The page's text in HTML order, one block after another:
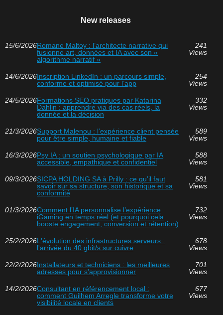
New releases
15/6/2026Romane Maltoy : l’architecte narrative qui
fusionne art, données et IA avec son «
algorithme narratif »
241
Views
14/6/2026Inscription LinkedIn : un parcours simple,
conforme et optimisé pour l’app
254
Views
24/5/2026Formations SEO pratiques par Katarina
Dahlin : apprendre via des cas réels, la
donnée et la décision
332
Views
21/3/2026Support Malenou : l’expérience client pensée
pour être simple, humaine et fiable
589
Views
16/3/2026Psy IA : un soutien psychologique par IA
accessible, empathique et confidentiel
588
Views
09/3/2026SICPA HOLDING SA à Prilly : ce qu’il faut
savoir sur sa structure, son historique et sa
conformité
581
Views
01/3/2026Comment l’IA personnalise l’expérience
iGaming en temps réel (et pourquoi cela
booste engagement, conversion et rétention)
732
Views
25/2/2026L'évolution des infrastructures serveurs :
l'arrivée du 40 gbit/s sur cuivre
678
Views
22/2/2026Installateurs et techniciens : les meilleures
adresses pour s'approvisionner
701
Views
14/2/2026Consultant en référencement local :
comment Guilhem Arregle transforme votre
visibilité locale en clients
677
Views